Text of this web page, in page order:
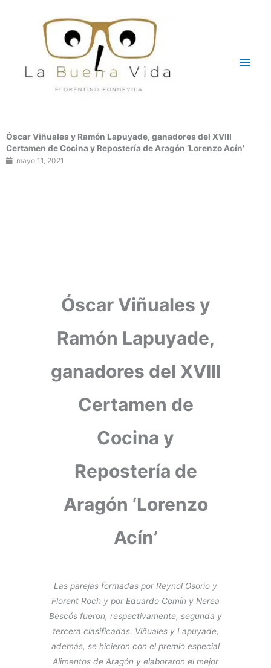
Óscar Viñuales y Ramón Lapuyade, ganadores del XVIII
Certamen de Cocina y Repostería de Aragón ‘Lorenzo Acín’
mayo 11, 2021
Óscar Viñuales y
Ramón Lapuyade,
ganadores del XVIII
Certamen de
Cocina y
Repostería de
Aragón ‘Lorenzo
Acín’
Las parejas formadas por Reynol Osorio y
Florent Roch y por Eduardo Comín y Nerea
Bescós fueron, respectivamente, segunda y
tercera clasificadas. Viñuales y Lapuyade,
además, se hicieron con el premio especial
Alimentos de Aragón y elaboraron el mejor